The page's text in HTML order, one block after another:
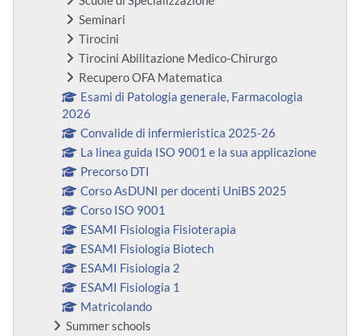
Seminari
Tirocini
Tirocini Abilitazione Medico-Chirurgo
Recupero OFA Matematica
Esami di Patologia generale, Farmacologia
2026
Convalide di infermieristica 2025-26
La linea guida ISO 9001 e la sua applicazione
Precorso DTI
Corso AsDUNI per docenti UniBS 2025
Corso ISO 9001
ESAMI Fisiologia Fisioterapia
ESAMI Fisiologia Biotech
ESAMI Fisiologia 2
ESAMI Fisiologia 1
Matricolando
Summer schools